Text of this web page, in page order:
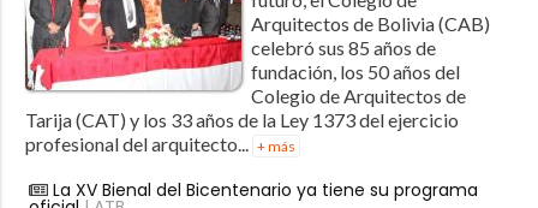
Arquitectos de Bolivia (CAB)
celebró sus 85 años de
fundación, los 50 años del
Colegio de Arquitectos de
Tarija (CAT) y los 33 años de la Ley 1373 del ejercicio
profesional del arquitecto... + más
La XV Bienal del Bicentenario ya tiene su programa